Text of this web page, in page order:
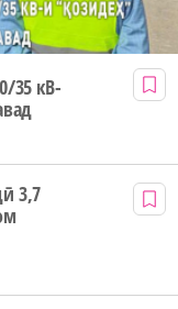
35 кВ-
3,7